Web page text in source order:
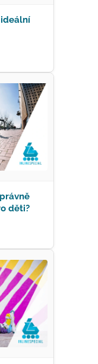
ideální
děti?